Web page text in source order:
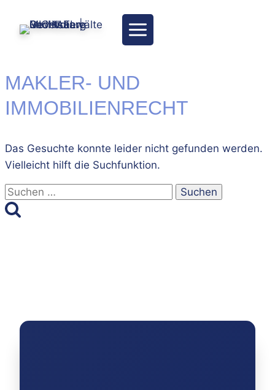
Inhalt
MAKLER- UND
IMMOBILIENRECHT
Das Gesuchte konnte leider nicht gefunden werden.
Vielleicht hilft die Suchfunktion.
Suchen
nach: